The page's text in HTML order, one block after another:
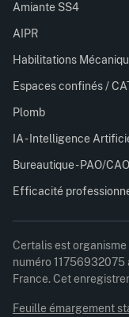
Amiante SS4
AIPR
Habilitations
Espaces confinés /
Plomb
IA - Intelligence
Bureautique - PAO/CAO
Efficacité
Certalis est
numéro 11756932075
France. Cet
Feuille émargement